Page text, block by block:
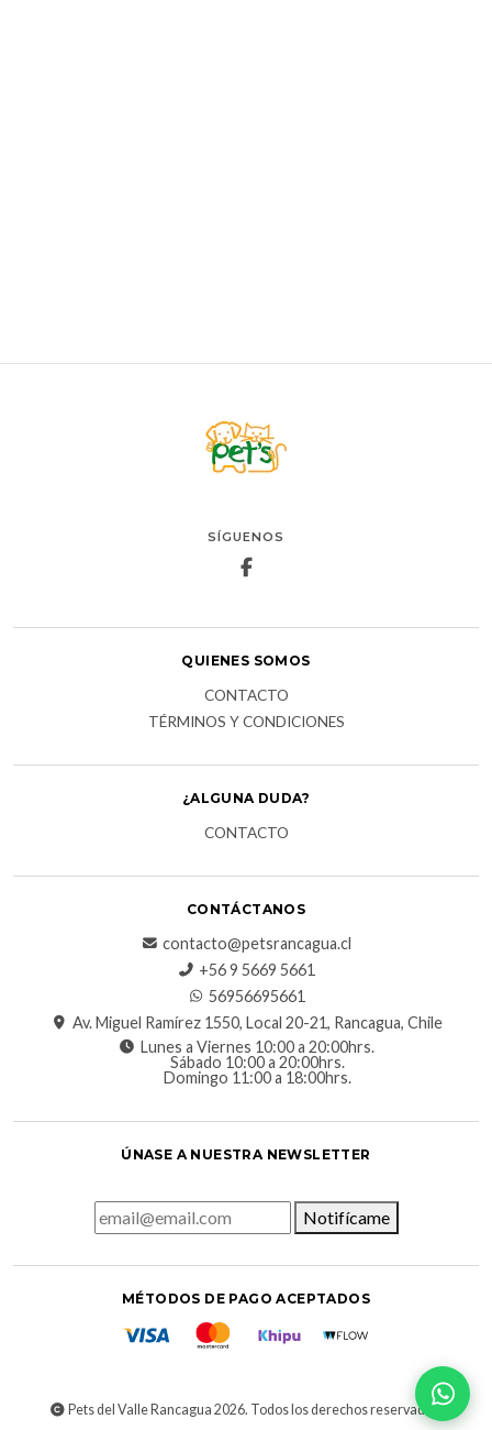
SÍGUENOS
QUIENES SOMOS
CONTACTO
TÉRMINOS Y CONDICIONES
¿ALGUNA DUDA?
CONTACTO
CONTÁCTANOS
contacto@petsrancagua.cl
‪+56 9 5669 5661‬
56956695661‬
Av. Miguel Ramírez 1550, Local 20-21, Rancagua, Chile
Lunes a Viernes 10:00 a 20:00hrs.
Sábado 10:00 a 20:00hrs.
Domingo 11:00 a 18:00hrs.
ÚNASE A NUESTRA NEWSLETTER
Notifícame
MÉTODOS DE PAGO ACEPTADOS
Pets del Valle Rancagua 2026. Todos los derechos reservados.